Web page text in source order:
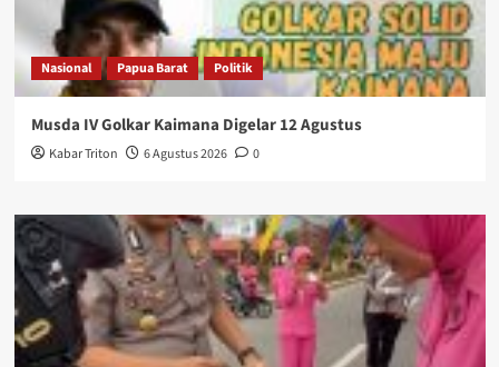
Nasional Papua Barat Politik
Musda IV Golkar Kaimana Digelar 12 Agustus
Kabar Triton 6 Agustus 2026 0